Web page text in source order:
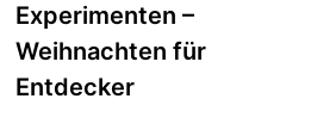
Experimenten –
Weihnachten für
Entdecker